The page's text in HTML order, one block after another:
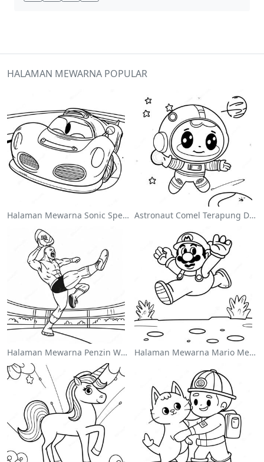
HALAMAN MEWARNA POPULAR
Halaman Mewarna Sonic Speedster Astronaut Comel Terapung Di Angkasa Halaman Mewarna
Halaman Mewarna Penzin Wwe Melompat Ke Atas Lawan Halaman Mewarna Mario Melompat Atas Goombas